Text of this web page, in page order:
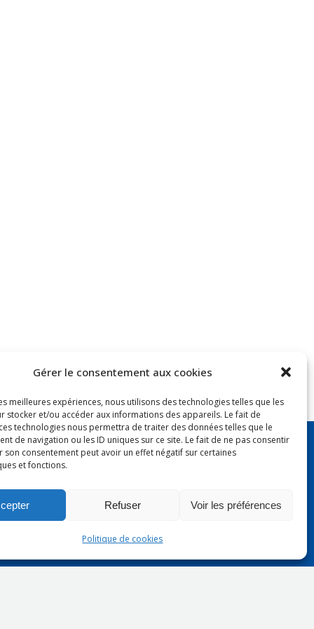
Gérer le consentement aux cookies
meilleures expériences, nous utilisons des technologies telles que les
stocker et/ou accéder aux informations des appareils. Le fait de
technologies nous permettra de traiter des données telles que le
de navigation ou les ID uniques sur ce site. Le fait de ne pas consentir
son consentement peut avoir un effet négatif sur certaines
et fonctions.
Refuser Voir les préférences
Politique de cookies
- AMC 69